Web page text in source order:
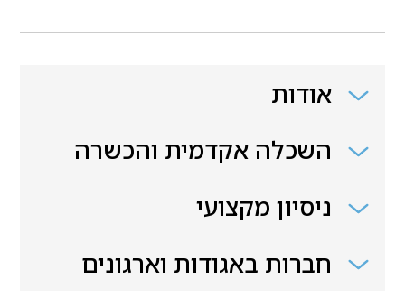
אודות
השכלה אקדמית והכשרה
ניסיון מקצועי
חברות באגודות וארגונים